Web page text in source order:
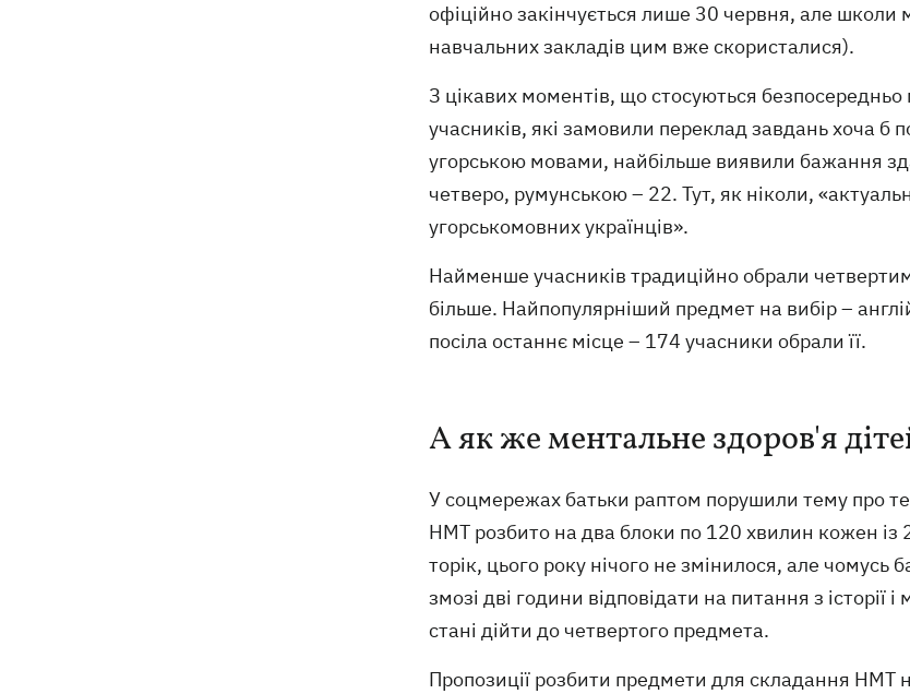
офіційно закінчується лише 30 червня, але
навчальних закладів цим вже скористалися).
З цікавих моментів, що стосуються
учасників, які замовили переклад завдань хоча
угорською мовами, найбільше виявили бажання
четверо, румунською – 22. Тут, як ніколи,
угорськомовних українців».
Найменше учасників традиційно обрали
більше. Найпопулярніший предмет на вибір –
посіла останнє місце – 174 учасники обрали її.
А як же ментальне здоров'я
У соцмережах батьки раптом порушили тему про
НМТ розбито на два блоки по 120 хвилин кожен
торік, цього року нічого не змінилося, але
змозі дві години відповідати на питання з
стані дійти до четвертого предмета.
Пропозиції розбити предмети для складання НМТ